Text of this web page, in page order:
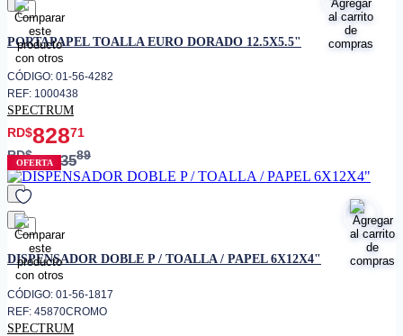
favorito
PORTAPAPEL TOALLA EURO DORADO 12.5X5.5"
CÓDIGO: 01-56-4282
REF: 1000438
SPECTRUM
RD$82871
RD$1,03589
OFERTA
favorito
DISPENSADOR DOBLE P / TOALLA / PAPEL 6X12X4"
CÓDIGO: 01-56-1817
REF: 45870CROMO
SPECTRUM